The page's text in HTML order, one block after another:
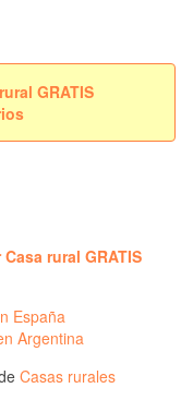
GRATIS
rural GRATIS
España
Argentina
Casas rurales